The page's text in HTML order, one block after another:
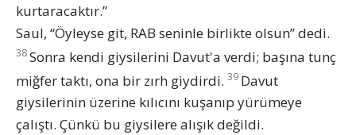
kurtaracaktır.”
Saul, “Öyleyse git, RAB seninle birlikte olsun” dedi.
38Sonra kendi giysilerini Davut'a verdi; başına tunç
miğfer taktı, ona bir zırh giydirdi. 39 Davut
giysilerinin üzerine kılıcını kuşanıp yürümeye
çalıştı. Çünkü bu giysilere alışık değildi.